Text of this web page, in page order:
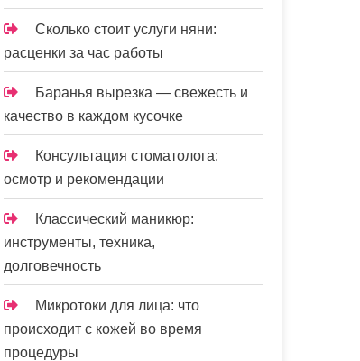
Сколько стоит услуги няни:
расценки за час работы
Баранья вырезка — свежесть и
качество в каждом кусочке
Консультация стоматолога:
осмотр и рекомендации
Классический маникюр:
инструменты, техника,
долговечность
Микротоки для лица: что
происходит с кожей во время
процедуры